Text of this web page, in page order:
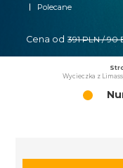
Polecane
Cena od 391 PLN / 90
Wycieczka z